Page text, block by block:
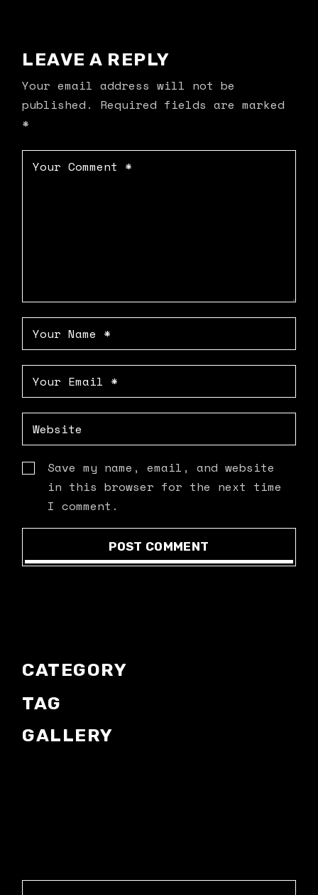
LEAVE A REPLY
Your email address will not be
published.
Required fields are marked
*
Save my name, email, and website
in this browser for the next time
I comment.
POST COMMENT
CATEGORY
TAG
GALLERY